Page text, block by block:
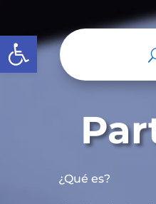
Abrir barra de
¿Qué es?